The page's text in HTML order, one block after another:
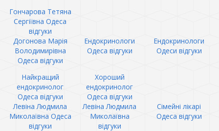
Гончарова Тетяна
Сергіївна Одеса
відгуки
Догонова Марія
Володимирівна
Одеса відгуки
Ендокринологи
Одеса відгуки
Ендокринологи
Одеси відгуки
Найкращий
ендокринолог
Одеса відгуки
Хороший
ендокринолог
Одеса відгуки
Левіна Людмила
Миколаївна Одеса
відгуки
Левіна Людмила
Миколаївна
відгуки
Сімейні лікарі
Одеса відгуки